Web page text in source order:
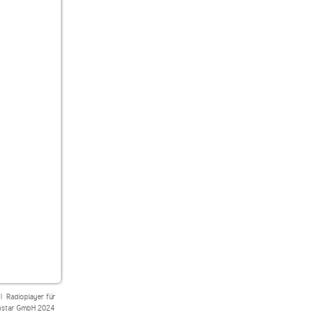
Radioplayer für
GmbH 2024